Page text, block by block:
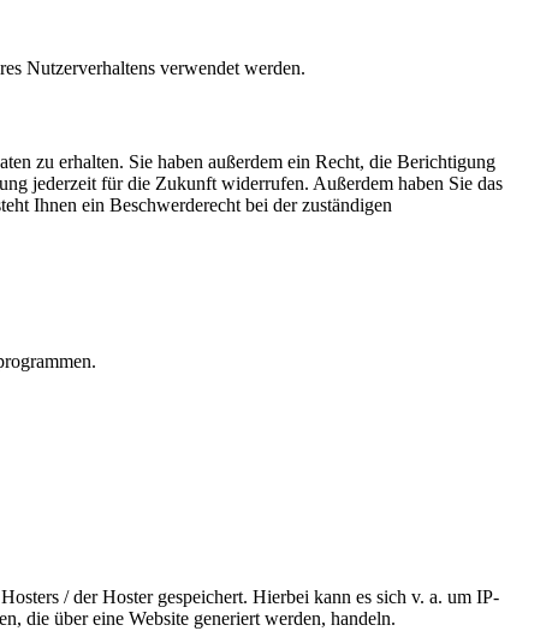
Nutzerverhaltens verwendet werden.
zu erhalten. Sie haben außerdem ein Recht, die Berichtigung
jederzeit für die Zukunft widerrufen. Außerdem haben Sie das
Ihnen ein Beschwerderecht bei der zuständigen
/ der Hoster gespeichert. Hierbei kann es sich v. a. um IP-
die über eine Website generiert werden, handeln.